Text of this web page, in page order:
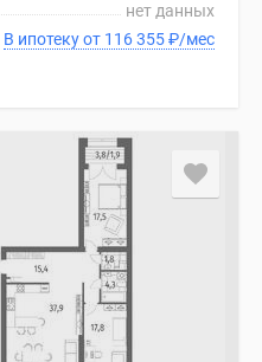
нет данных
В ипотеку от 116 355₽/мес